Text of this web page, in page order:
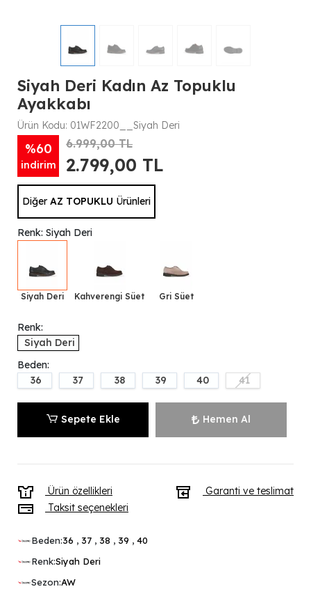
Siyah Deri Kadın Az Topuklu
Ayakkabı
Ürün Kodu: 01WF2200__Siyah Deri
%60
indirim
6.999,00 TL
2.799,00 TL
Diğer AZ TOPUKLU Ürünleri
Renk: Siyah Deri
Siyah Deri Kahverengi Süet Gri Süet
Renk:
Siyah Deri
Beden:
36
37 38 39 40 41
Sepete Ekle Hemen Al
Ürün özellikleri
Garanti ve teslimat
Taksit seçenekleri
Beden:36 , 37 , 38 , 39 , 40
Renk:Siyah Deri
Sezon:AW